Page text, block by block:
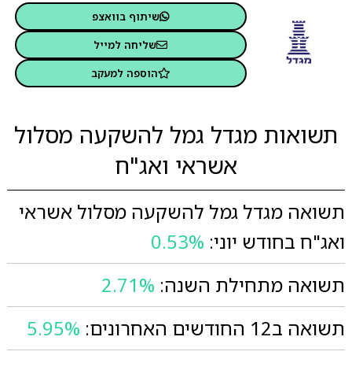
שיתוף בוואצפ
שליחה למייל
הוספה למעקב
תשואות מגדל גמל להשקעה מסלול
אשראי ואג"ח
תשואה מגדל גמל להשקעה מסלול אשראי
ואג"ח בחודש יוני: 0.53%
תשואה מתחילת השנה: 2.71%
תשואה ב12 החודשים האחרונים:
5.95%